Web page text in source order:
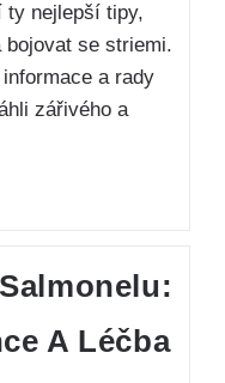
ty nejlepší tipy,
bojovat se striemi.
a rady
zářivého a
A Léčba